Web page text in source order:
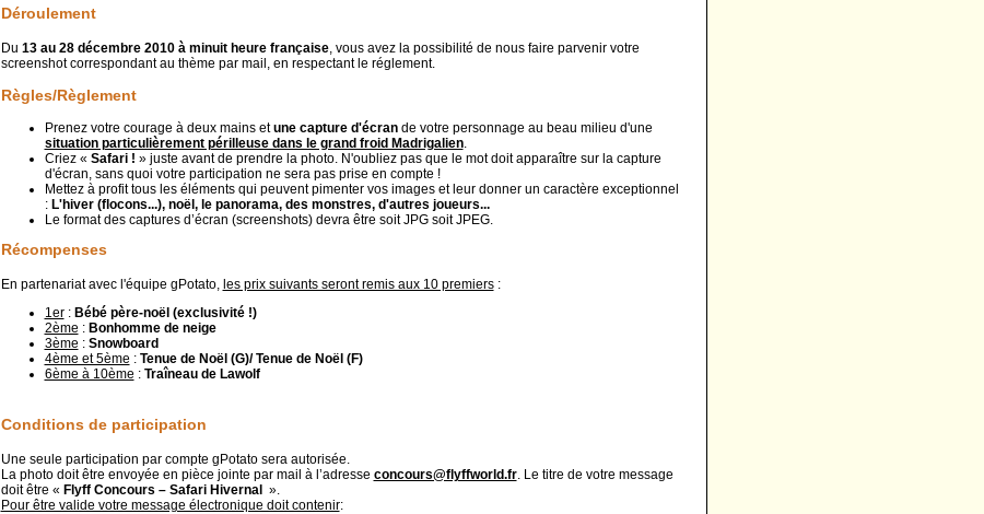
Déroulement
Du 13 au 28 décembre 2010 à minuit heure française, vous avez la possibilité de nous faire parvenir votre
screenshot correspondant au thème par mail, en respectant le réglement.
Règles/Règlement
Prenez votre courage à deux mains etune capture d'écrande votre personnage au beau milieu d'une
situation particulièrement périlleuse dans le grand froid Madrigalien.
Criez « Safari ! » juste avant de prendre la photo. N'oubliez pas que le mot doit apparaître sur la capture
d'écran, sans quoi votre participation ne sera pas prise en compte !
Mettez à profit tous les éléments qui peuvent pimenter vos images et leur donner un caractère exceptionnel
: L'hiver (flocons...), noël, le panorama, des monstres, d'autres joueurs...
Le format des captures d’écran (screenshots) devra être soit JPG soit JPEG.
Récompenses
En partenariat avec l'équipe gPotato, les prix suivants seront remis aux 10 premiers:
1er: Bébé père-noël (exclusivité !)
2ème : Bonhomme de neige
3ème : Snowboard
4ème et 5ème : Tenue de Noël (G)/ Tenue de Noël (F)
6ème à 10ème : Traîneau de Lawolf
Conditions de participation
Une seule participation par compte gPotato sera autorisée.
La photo doit être envoyée en pièce jointe par mail à l’adresse concours@flyffworld.fr. Le titre de votre message
doit être « Flyff Concours – Safari Hivernal
».
Pour être valide votre message électronique doit contenir: